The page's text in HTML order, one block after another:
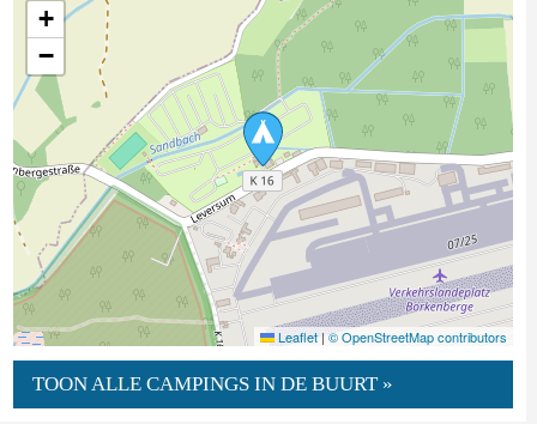
+
−
Leaflet |© OpenStreetMap contributors
TOON ALLE CAMPINGS IN DE BUURT »